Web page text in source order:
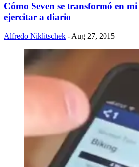
Cómo Seven se transformó en
ejercitar a diario
Alfredo Niklitschek - Aug 27, 2015